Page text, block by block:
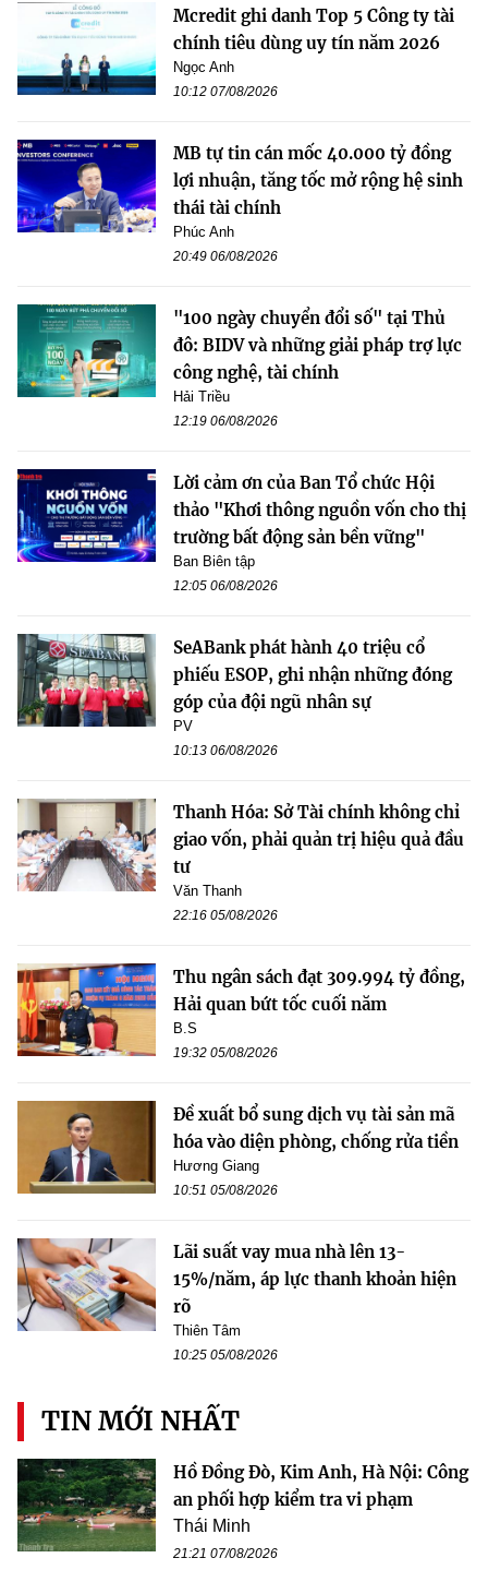
Mcredit ghi danh Top 5 Công ty tài
chính tiêu dùng uy tín năm 2026
Ngọc Anh
10:12 07/08/2026
MB tự tin cán mốc 40.000 tỷ đồng
lợi nhuận, tăng tốc mở rộng hệ sinh
thái tài chính
Phúc Anh
20:49 06/08/2026
"100 ngày chuyển đổi số" tại Thủ
đô: BIDV và những giải pháp trợ lực
công nghệ, tài chính
Hải Triều
12:19 06/08/2026
Lời cảm ơn của Ban Tổ chức Hội
thảo "Khơi thông nguồn vốn cho thị
trường bất động sản bền vững"
Ban Biên tập
12:05 06/08/2026
SeABank phát hành 40 triệu cổ
phiếu ESOP, ghi nhận những đóng
góp của đội ngũ nhân sự
PV
10:13 06/08/2026
Thanh Hóa: Sở Tài chính không chỉ
giao vốn, phải quản trị hiệu quả đầu
tư
Văn Thanh
22:16 05/08/2026
Thu ngân sách đạt 309.994 tỷ đồng,
Hải quan bứt tốc cuối năm
B.S
19:32 05/08/2026
Đề xuất bổ sung dịch vụ tài sản mã
hóa vào diện phòng, chống rửa tiền
Hương Giang
10:51 05/08/2026
Lãi suất vay mua nhà lên 13-
15%/năm, áp lực thanh khoản hiện
rõ
Thiên Tâm
10:25 05/08/2026
TIN MỚI NHẤT
Hồ Đồng Đò, Kim Anh, Hà Nội: Công
an phối hợp kiểm tra vi phạm
Thái Minh
21:21 07/08/2026